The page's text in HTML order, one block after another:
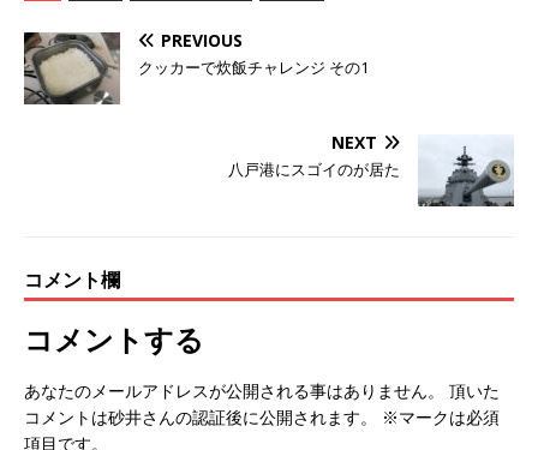
PREVIOUS
クッカーで炊飯チャレンジ その1
NEXT
八戸港にスゴイのが居た
コメント欄
コメントする
あなたのメールアドレスが公開される事はありません。 頂いた
コメントは砂井さんの認証後に公開されます。 ※マークは必須
項目です。